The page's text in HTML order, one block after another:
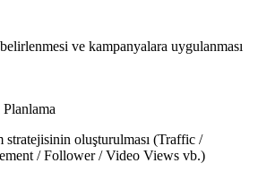
ve kampanyalara uygulanması
stratejisinin oluşturulması (Traffic /
/ Follower / Video Views vb.)